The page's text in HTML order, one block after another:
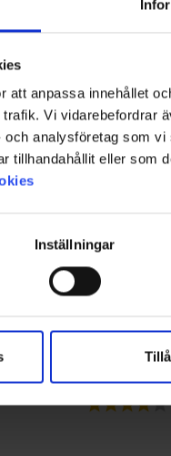
att anpassa innehållet
Vi vidarebefordrar
analysföretag som
tillhandahållit eller som
Inställningar
Betyg: